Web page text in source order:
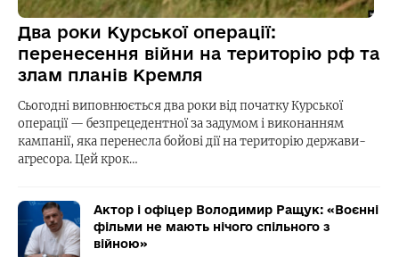
Два роки Курської операції:
перенесення війни на територію рф та
злам планів Кремля
Сьогодні виповнюється два роки від початку Курської
операції — безпрецедентної за задумом і виконанням
кампанії, яка перенесла бойові дії на територію держави-
агресора. Цей крок…
Актор і офіцер Володимир Ращук: «Воєнні
фільми не мають нічого спільного з
війною»